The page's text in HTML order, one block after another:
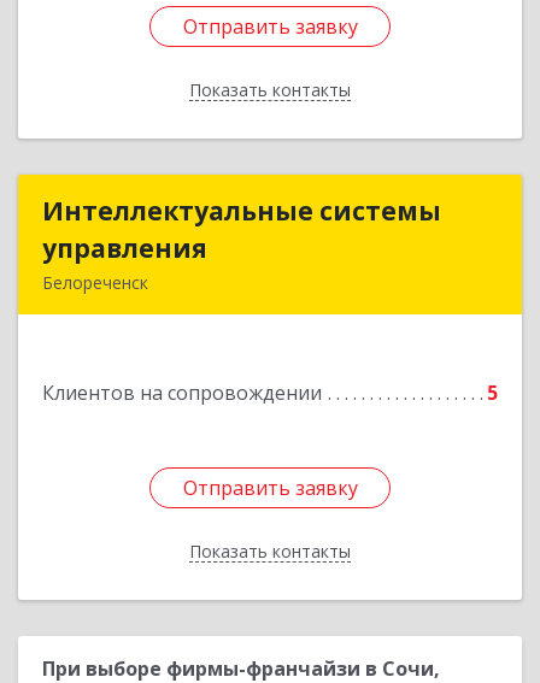
Отправить заявку
Показать контакты
Отправить заявку
Назад
Интеллектуальные системы
управления
Белореченск
Клиентов на сопровождении 5
Отправить заявку
Показать контакты
Интеллектуальные системы
Подробнее
Отправить заявку
Назад
При выборе фирмы-франчайзи в Сочи,